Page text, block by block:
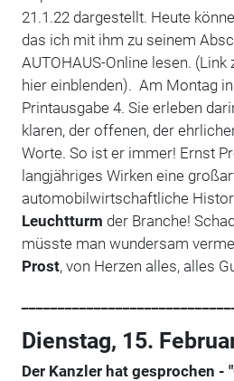
21.1.22 dargestellt. Heute
das ich mit ihm zu seinem
AUTOHAUS-Online lesen.
hier einblenden). Am Montag
Printausgabe 4. Sie erleben
klaren, der offenen, der
Worte. So ist er immer! Ernst
langjähriges Wirken eine
automobilwirtschaftliche
Leuchtturm der Branche!
müsste man wundersam
Prost, von Herzen alles, alles
Dienstag, 15.
Der Kanzler hat gesprochen -